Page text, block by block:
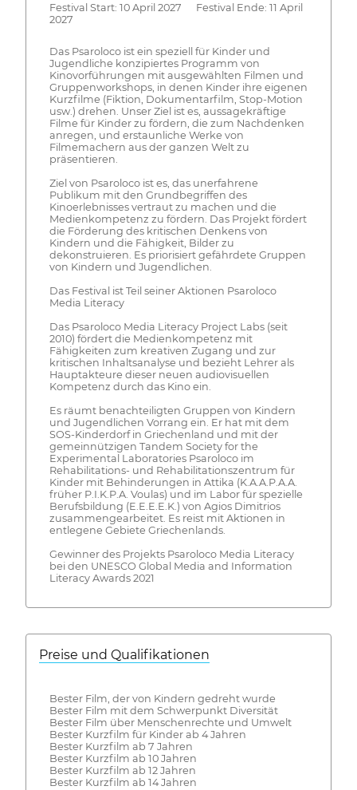
Festival Start: 10 April 2027 Festival Ende: 11 April
2027
Das Psaroloco ist ein speziell für Kinder und
Jugendliche konzipiertes Programm von
Kinovorführungen mit ausgewählten Filmen und
Gruppenworkshops, in denen Kinder ihre eigenen
Kurzfilme (Fiktion, Dokumentarfilm, Stop-Motion
usw.) drehen. Unser Ziel ist es, aussagekräftige
Filme für Kinder zu fördern, die zum Nachdenken
anregen, und erstaunliche Werke von
Filmemachern aus der ganzen Welt zu
präsentieren.
Ziel von Psaroloco ist es, das unerfahrene
Publikum mit den Grundbegriffen des
Kinoerlebnisses vertraut zu machen und die
Medienkompetenz zu fördern. Das Projekt fördert
die Förderung des kritischen Denkens von
Kindern und die Fähigkeit, Bilder zu
dekonstruieren. Es priorisiert gefährdete Gruppen
von Kindern und Jugendlichen.
Das Festival ist Teil seiner Aktionen Psaroloco
Media Literacy
Das Psaroloco Media Literacy Project Labs (seit
2010) fördert die Medienkompetenz mit
Fähigkeiten zum kreativen Zugang und zur
kritischen Inhaltsanalyse und bezieht Lehrer als
Hauptakteure dieser neuen audiovisuellen
Kompetenz durch das Kino ein.
Es räumt benachteiligten Gruppen von Kindern
und Jugendlichen Vorrang ein. Er hat mit dem
SOS-Kinderdorf in Griechenland und mit der
gemeinnützigen Tandem Society for the
Experimental Laboratories Psaroloco im
Rehabilitations- und Rehabilitationszentrum für
Kinder mit Behinderungen in Attika (K.A.A.P.A.A.
früher P.I.K.P.A. Voulas) und im Labor für spezielle
Berufsbildung (E.E.E.E.K.) von Agios Dimitrios
zusammengearbeitet. Es reist mit Aktionen in
entlegene Gebiete Griechenlands.
Gewinner des Projekts Psaroloco Media Literacy
bei den UNESCO Global Media and Information
Literacy Awards 2021
Preise und Qualifikationen
Bester Film, der von Kindern gedreht wurde
Bester Film mit dem Schwerpunkt Diversität
Bester Film über Menschenrechte und Umwelt
Bester Kurzfilm für Kinder ab 4 Jahren
Bester Kurzfilm ab 7 Jahren
Bester Kurzfilm ab 10 Jahren
Bester Kurzfilm ab 12 Jahren
Bester Kurzfilm ab 14 Jahren